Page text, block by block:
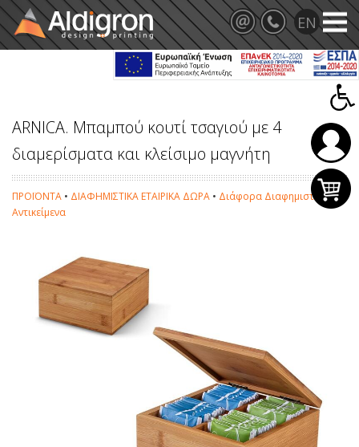
ARNICA. Μπαμπού κουτί τσαγιού με 4
διαμερίσματα και κλείσιμο μαγνήτη
ΠΡΟΪΟΝΤΑ • ΔΙΑΦΗΜΙΣΤΙΚΑ ΕΤΑΙΡΙΚΑ ΔΩΡΑ • Διάφορα Διαφημιστικά
Αντικείμενα